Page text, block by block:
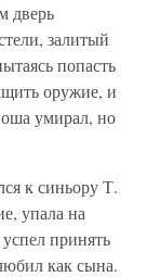
дверь
залитый
попасть
оружие, и
умирал, но
к синьору Т.
упала на
принять
как сына.